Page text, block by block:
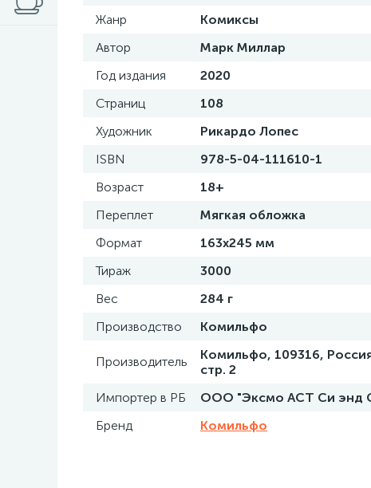
Жанр
Комиксы
Автор
Марк Миллар
Год издания
2020
Страниц
108
Художник
Рикардо Лопес
ISBN
978-5-04-111610-1
Возраст
18+
Переплет
Мягкая обложка
Формат
163x245 мм
Тираж
3000
Вес
284 г
Производство
Комильфо
Производитель
Комильфо, 109316,
стр. 2
Импортер в РБ
ООО "Эксмо АСТ Си энд
Бренд
Комильфо